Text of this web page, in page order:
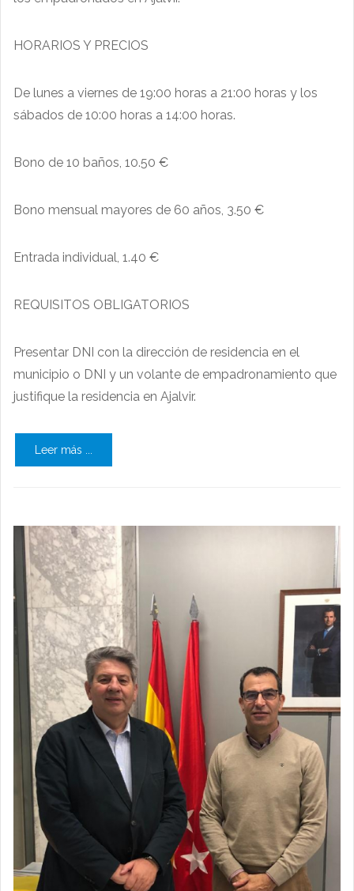
HORARIOS Y PRECIOS
De lunes a viernes de 19:00 horas a 21:00 horas y los
sábados de 10:00 horas a 14:00 horas.
Bono de 10 baños, 10.50 €
Bono mensual mayores de 60 años, 3.50 €
Entrada individual, 1.40 €
REQUISITOS OBLIGATORIOS
Presentar DNI con la dirección de residencia en el
municipio o DNI y un volante de empadronamiento que
justifique la residencia en Ajalvir.
Leer más ...